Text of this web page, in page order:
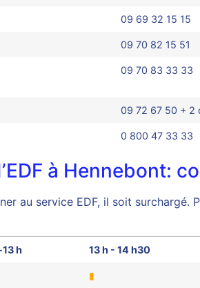
09 69 32 15 15
09 70 82 15 51
09 70 83 33 33
09 72 67 50 + 2
0 800 47 33 33
à Hennebont:
au service EDF, il soit
h 13 h - 14 h30
▮